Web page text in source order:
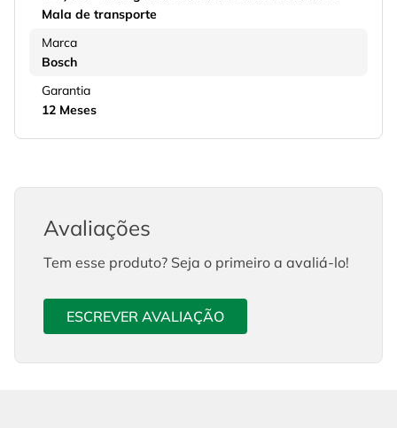
Mala de transporte
Marca
Bosch
Garantia
12 Meses
Avaliações
Tem esse produto? Seja o primeiro a avaliá-lo!
ESCREVER AVALIAÇÃO